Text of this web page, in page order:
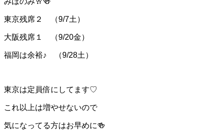
東京残席２ （9/7土）
大阪残席１ （9/20金）
福岡は余裕♪ （9/28土）
東京は定員倍にしてます♡
これ以上は増やせないので
気になってる方はお早めに🍻